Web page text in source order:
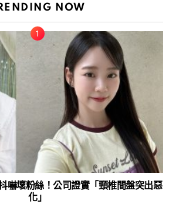
NOW
嚇壞粉絲！公司證實「頸椎間盤突出惡
化」